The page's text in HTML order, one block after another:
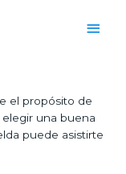
el propósito de
una buena
puede asistirte